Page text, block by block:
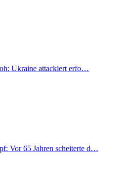
Ukraine attackiert erfo…
Vor 65 Jahren scheiterte d…